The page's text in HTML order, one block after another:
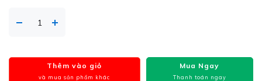
Thêm vào giỏ
và mua sản phẩm khác
Mua Ngay
Thanh toán ngay